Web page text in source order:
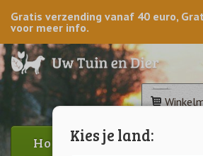
Kies je land:
Gratis verzending vanaf 40 euro,
voor meer info.
Home